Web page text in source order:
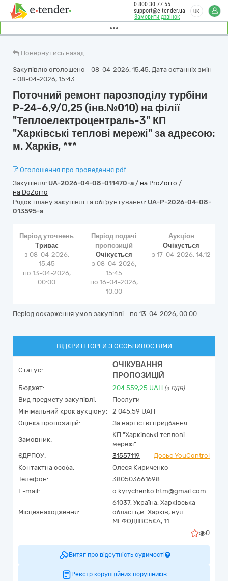
Замовити дзвінок
0 800 30 77 55
support@e-tender.ua
UK
Повернутись назад
Закупівлю оголошено - 08-04-2026, 15:45. Дата останніх змін
- 08-04-2026, 15:43
Поточний ремонт парозподілу турбіни
Р-24-6,9/0,25 (інв.№010) на філії
"Теплоелектроцентраль-3" КП
"Харківські теплові мережі" за адресою:
м. Харків, ***
Оголошення про проведення.pdf
Закупівля: UA-2026-04-08-011470-a / на ProZorro /
на DoZorro
Рядок плану закупівлі та обґрунтування: UA-P-2026-04-08-
013595-a
Період уточнень
Триває
з 08-04-2026,
15:45
по 13-04-2026,
00:00
Період подачі
пропозицій
Очікується
з 08-04-2026,
15:45
по 16-04-2026,
10:00
Аукціон
Очікується
з17-04-2026, 14:12
Період оскарження умов закупівлі - по 13-04-2026, 00:00
ВІДКРИТІ ТОРГИ З ОСОБЛИВОСТЯМИ
Статус:
ОЧІКУВАННЯ
ПРОПОЗИЦІЙ
Бюджет: 204 559,25 UAH (з ПДВ)
Вид предмету закупівлі:
Послуги
Мінімальний крок аукціону:
2 045,59 UAH
Оцінка пропозицій:
За вартістю придбання
Замовник:
КП "Харківські теплові
мережі"
ЄДРПОУ:
31557119
Досьє YouControl
Контактна особа:
Олеся Кириченко
Телефон:
380503661698
E-mail:
o.kyrychenko.htm@gmail.com
Місцезнаходження:
61037, Україна, Харківська
область,м. Харків, вул.
МЕФОДІЇВСЬКА, 11
0
Витяг про відсутність судимості
Реєстр корупційних порушників